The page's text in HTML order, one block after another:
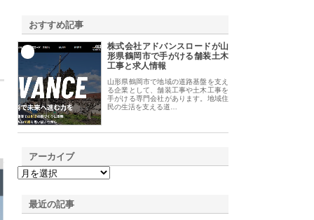
おすすめ記事
株式会社アドバンスロードが山
形県鶴岡市で手がける舗装土木
工事と求人情報
山形県鶴岡市で地域の道路基盤を支え
る企業として、舗装工事や土木工事を
手がける専門会社があります。地域住
民の生活を支える道…
アーカイブ
最近の記事